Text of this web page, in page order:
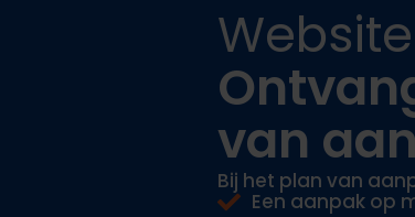
van
Bij het plan van
Een aanpak op